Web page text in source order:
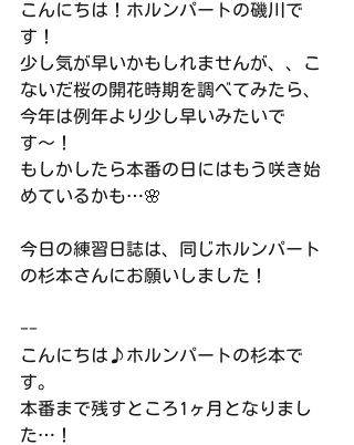
こんにちは！ホルンパートの磯川で
す！
少し気が早いかもしれませんが、、こ
ないだ桜の開花時期を調べてみたら、
今年は例年より少し早いみたいで
す〜！
もしかしたら本番の日にはもう咲き始
めているかも…🌸
今日の練習日誌は、同じホルンパート
の杉本さんにお願いしました！
--
こんにちは♪ホルンパートの杉本で
す。
本番まで残すところ1ヶ月となりまし
た…！